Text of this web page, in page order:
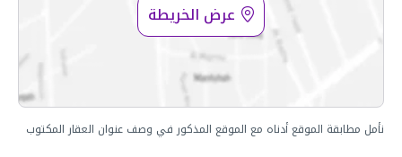
عرض الخريطة
نأمل مطابقة الموقع أدناه مع الموقع المذكور في وصف عنوان العقار المكتوب